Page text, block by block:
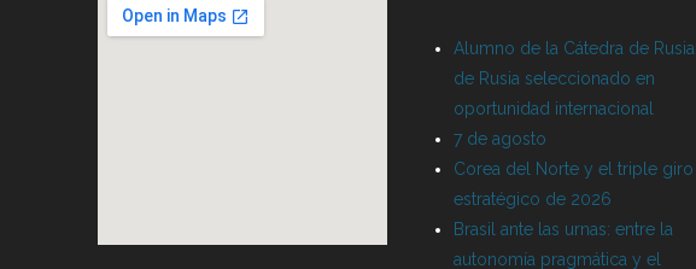
Alumno de la Cátedra de Rusia
de Rusia seleccionado en
oportunidad internacional
7 de agosto
Corea del Norte y el triple giro
estratégico de 2026
Brasil ante las urnas: entre la
autonomía pragmática y el